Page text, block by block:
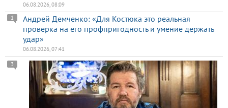
06.08.2026, 08:09
Андрей Демченко: «Для Костюка это реальная
проверка на его профпригодность и умение держать
удар»
1
06.08.2026, 07:41
3